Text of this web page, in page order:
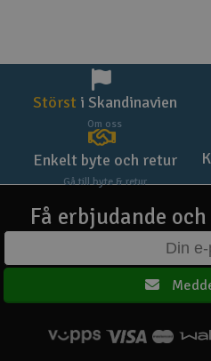
Störst i Skandinavien
Om oss
Enkelt byte och retur
Gå till byte & retur
Få erbjudande